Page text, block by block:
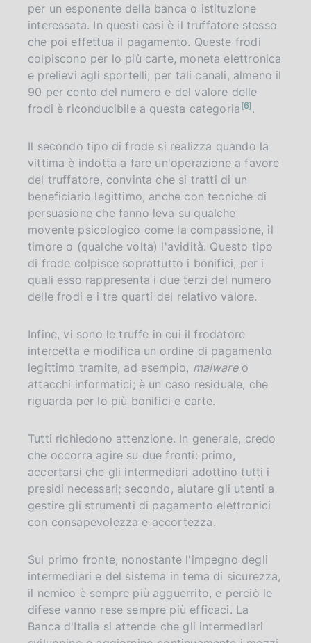
per un esponente della banca o istituzione
interessata. In questi casi è il truffatore stesso
che poi effettua il pagamento. Queste frodi
colpiscono per lo più carte, moneta elettronica
e prelievi agli sportelli; per tali canali, almeno il
90 per cento del numero e del valore delle
frodi è riconducibile a questa categoria n6 .
Il secondo tipo di frode si realizza quando la
vittima è indotta a fare un'operazione a favore
del truffatore, convinta che si tratti di un
beneficiario legittimo, anche con tecniche di
persuasione che fanno leva su qualche
movente psicologico come la compassione, il
timore o (qualche volta) l'avidità. Questo tipo
di frode colpisce soprattutto i bonifici, per i
quali esso rappresenta i due terzi del numero
delle frodi e i tre quarti del relativo valore.
Infine, vi sono le truffe in cui il frodatore
intercetta e modifica un ordine di pagamento
legittimo tramite, ad esempio, malwareo
attacchi informatici; è un caso residuale, che
riguarda per lo più bonifici e carte.
Tutti richiedono attenzione. In generale, credo
che occorra agire su due fronti: primo,
accertarsi che gli intermediari adottino tutti i
presidi necessari; secondo, aiutare gli utenti a
gestire gli strumenti di pagamento elettronici
con consapevolezza e accortezza.
Sul primo fronte, nonostante l'impegno degli
intermediari e del sistema in tema di sicurezza,
il nemico è sempre più agguerrito, e perciò le
difese vanno rese sempre più efficaci. La
Banca d'Italia si attende che gli intermediari